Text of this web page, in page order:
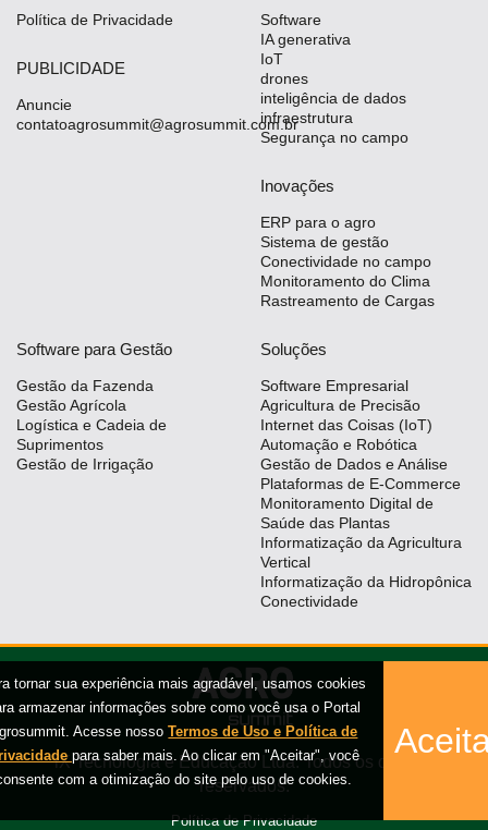
tornar sua experiência mais agradável, usamos cookies
armazenar informações sobre como você usa o Portal
Acesse nossoTermos de Uso e Política de
para saber mais. Ao clicar em "Aceitar", você
com a otimização do site pelo uso de cookies.
Política de Privacidade
PUBLICIDADE
Anuncie
contatoagrosummit@agrosummit.com.br
Software
IA generativa
IoT
drones
inteligência de dados
infraestrutura
Segurança no campo
Inovações
ERP para o agro
Sistema de gestão
Conectividade no campo
Monitoramento do Clima
Rastreamento de Cargas
Software para Gestão
Gestão da Fazenda
Gestão Agrícola
Logística e Cadeia de
Suprimentos
Gestão de Irrigação
Soluções
Software Empresarial
Agricultura de Precisão
Internet das Coisas (IoT)
Automação e Robótica
Gestão de Dados e Análise
Plataformas de E-Commerce
Monitoramento Digital de
Saúde das Plantas
Informatização da Agricultura
Vertical
Informatização da Hidropônica
Conectividade
iX Tecnologia e Educação Ltda. Todos os direitos
reservados.
Política de Privacidade